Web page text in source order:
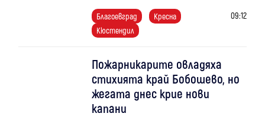
Благоевград
Кресна
Кюстендил
09:12
Пожарникарите овладяха
стихията край Бобошево, но
жегата днес крие нови
капани